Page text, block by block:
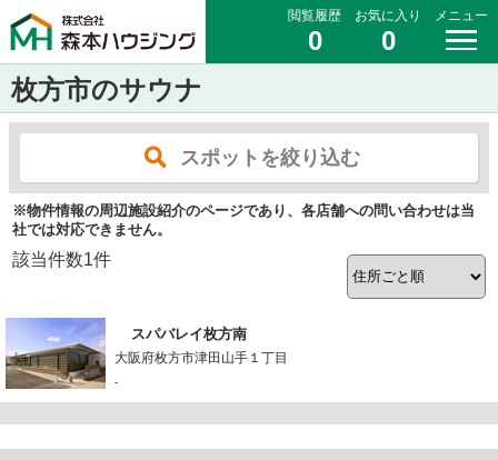
閲覧履歴
0
お気に入り
0
メニュー
枚方市のサウナ
スポットを絞り込む
※物件情報の周辺施設紹介のページであり、各店舗への問い合わせは当
社では対応できません。
該当件数1件
スパバレイ枚方南
大阪府枚方市津田山手１丁目
-